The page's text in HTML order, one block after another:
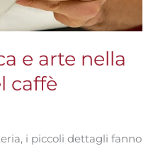
e arte nella
caffè
i piccoli dettagli fanno